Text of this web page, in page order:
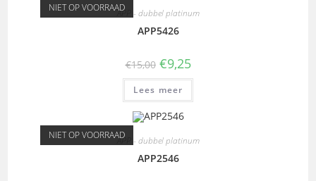
NIET OP VOORRAADAPP - dubbel platinum
APP5426
€15,00 €9,25
Lees meer
NIET OP VOORRAADAPP - dubbel platinum
APP2546